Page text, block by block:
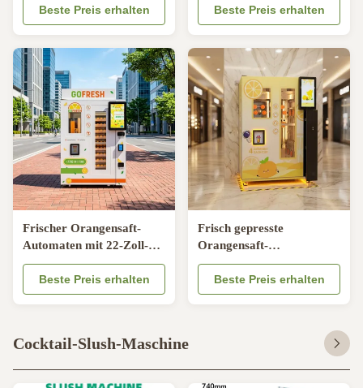
Kühlung,
Edelstahlkonstruktion und
Beste Preis erhalten
mit automatischer
Versiegelung für den
Handel
Beste Preis erhalten
Frischer Orangensaft-
Automaten mit 22-Zoll-
LCD-Bildschirm,
automatischem Trinkhalm
und Banknotenkasse
Beste Preis erhalten
Frisch gepresste
Orangensaft-
Verkaufsautomat mit
automatischer
Versiegelung, 22-Zoll-LCD
Beste Preis erhalten
Cocktail-Slush-Maschine